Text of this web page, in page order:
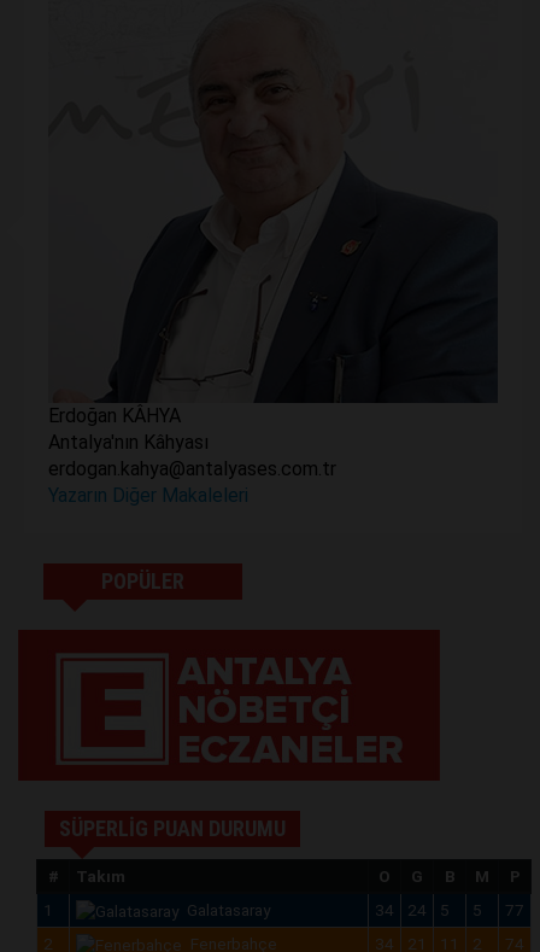
Erdoğan KÂHYA
Antalya'nın Kâhyası
erdogan.kahya@antalyases.com.tr
Yazarın Diğer Makaleleri
POPÜLER
SÜPERLİG PUAN DURUMU
# Takım O G B M
P
1
Galatasaray 34 24 5 5
77
2
Fenerbahçe 34 21 11 2
74